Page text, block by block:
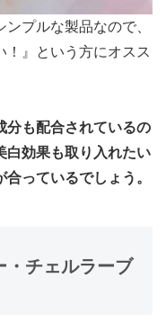
プルな製品なので、
！』という方にオスス
分も配合されているの
白効果も取り入れたい
っているでしょう。
・チェルラーブ